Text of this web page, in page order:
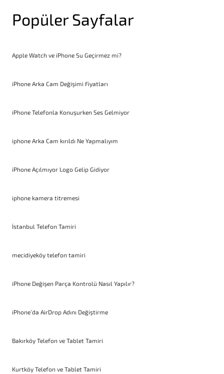
Popüler Sayfalar
Apple Watch ve iPhone Su Geçirmez mi?
iPhone Arka Cam Değişimi Fiyatları
iPhone Telefonla Konuşurken Ses Gelmiyor
iphone Arka Cam kırıldı Ne Yapmalıyım
iPhone Açılmıyor Logo Gelip Gidiyor
iphone kamera titremesi
İstanbul Telefon Tamiri
mecidiyeköy telefon tamiri
iPhone Değişen Parça Kontrolü Nasıl Yapılır?
iPhone’da AirDrop Adını Değiştirme
Bakırköy Telefon ve Tablet Tamiri
Kurtköy Telefon ve Tablet Tamiri